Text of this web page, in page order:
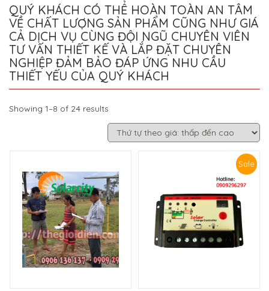
QUÝ KHÁCH CÓ THỂ HOÀN TOÀN AN TÂM
VỀ CHẤT LƯỢNG SẢN PHẨM CŨNG NHƯ GIÁ
CẢ DỊCH VỤ CÙNG ĐỘI NGŨ CHUYÊN VIÊN
TƯ VẤN THIẾT KẾ VÀ LẮP ĐẶT CHUYÊN
NGHIỆP ĐẢM BẢO ĐÁP ỨNG NHU CẦU
THIẾT YẾU CỦA QUÝ KHÁCH
Showing 1–8 of 24 results
Sale